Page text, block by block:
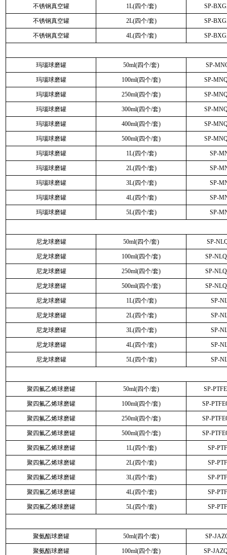
不锈钢真空罐 1L(四个/套) SP-
不锈钢真空罐 2L(四个/套) SP-
不锈钢真空罐 4L(四个/套) SP-
玛瑙球磨罐 50ml(四个/套) SP-
玛瑙球磨罐 100ml(四个/套) SP-
玛瑙球磨罐 250ml(四个/套) SP-
玛瑙球磨罐 300ml(四个/套) SP-
玛瑙球磨罐 400ml(四个/套) SP-
玛瑙球磨罐 500ml(四个/套) SP-
玛瑙球磨罐 1L(四个/套) SP-
玛瑙球磨罐 2L(四个/套) SP-
玛瑙球磨罐 3L(四个/套) SP-
玛瑙球磨罐 4L(四个/套) SP-
玛瑙球磨罐 5L(四个/套) SP-
尼龙球磨罐 50ml(四个/套) SP-
尼龙球磨罐 100ml(四个/套) SP-
尼龙球磨罐 250ml(四个/套) SP-
尼龙球磨罐 500ml(四个/套) SP-
尼龙球磨罐 1L(四个/套) SP-
尼龙球磨罐 2L(四个/套) SP-
尼龙球磨罐 3L(四个/套) SP-
尼龙球磨罐 4L(四个/套) SP-
尼龙球磨罐 5L(四个/套) SP-
聚四氟乙烯球磨罐 50ml(四个/套) SP-
聚四氟乙烯球磨罐 100ml(四个/套) SP-
聚四氟乙烯球磨罐 250ml(四个/套) SP-
聚四氟乙烯球磨罐 500ml(四个/套) SP-
聚四氟乙烯球磨罐 1L(四个/套) SP-
聚四氟乙烯球磨罐 2L(四个/套) SP-
聚四氟乙烯球磨罐 3L(四个/套) SP-
聚四氟乙烯球磨罐 4L(四个/套) SP-
聚四氟乙烯球磨罐 5L(四个/套) SP-
聚氨酯球磨罐 50ml(四个/套) SP-
聚氨酯球磨罐 100ml(四个/套) SP-